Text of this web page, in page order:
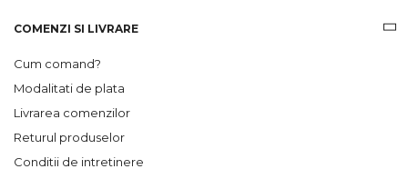
COMENZI SI LIVRARE
Cum comand?
Modalitati de plata
Livrarea comenzilor
Returul produselor
Conditii de intretinere